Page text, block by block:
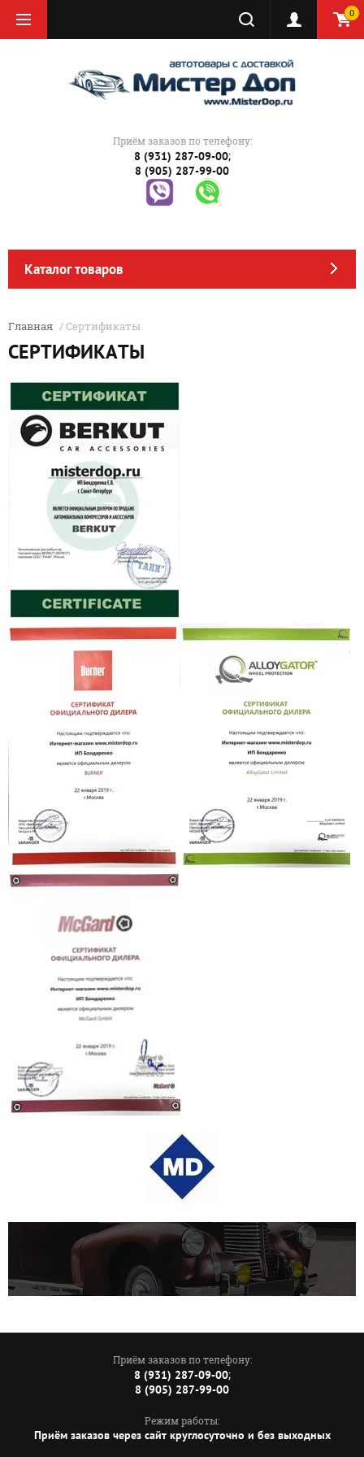
0
Приём заказов по телефону:
8 (931) 287-09-00;
8 (905) 287-99-00
Каталог товаров
Главная / Сертификаты
СЕРТИФИКАТЫ
Приём заказов по телефону:
8 (931) 287-09-00;
8 (905) 287-99-00
Режим работы:
Приём заказов через сайт круглосуточно и без выходных